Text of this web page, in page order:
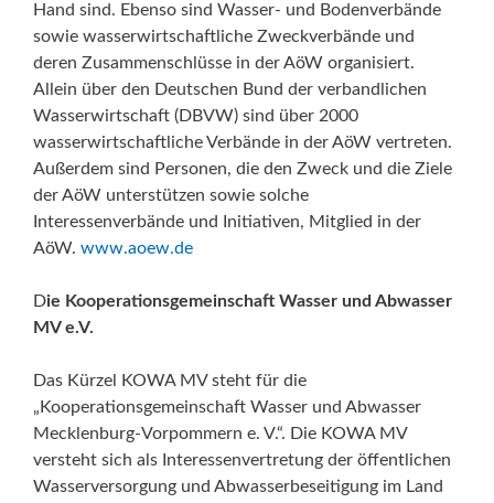
Hand sind. Ebenso sind Wasser- und Bodenverbände
sowie wasserwirtschaftliche Zweckverbände und
deren Zusammenschlüsse in der AöW organisiert.
Allein über den Deutschen Bund der verbandlichen
Wasserwirtschaft (DBVW) sind über 2000
wasserwirtschaftliche Verbände in der AöW vertreten.
Außerdem sind Personen, die den Zweck und die Ziele
der AöW unterstützen sowie solche
Interessenverbände und Initiativen, Mitglied in der
AöW. www.aoew.de
Die Kooperationsgemeinschaft Wasser und Abwasser
MV e.V.
Das Kürzel KOWA MV steht für die
„Kooperationsgemeinschaft Wasser und Abwasser
Mecklenburg-Vorpommern e. V.“. Die KOWA MV
versteht sich als Interessenvertretung der öffentlichen
Wasserversorgung und Abwasserbeseitigung im Land